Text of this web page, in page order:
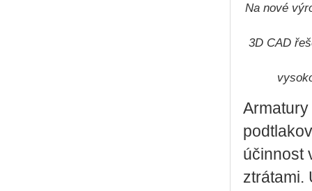
Na nové
3D CAD
účinnost
ztrátami.